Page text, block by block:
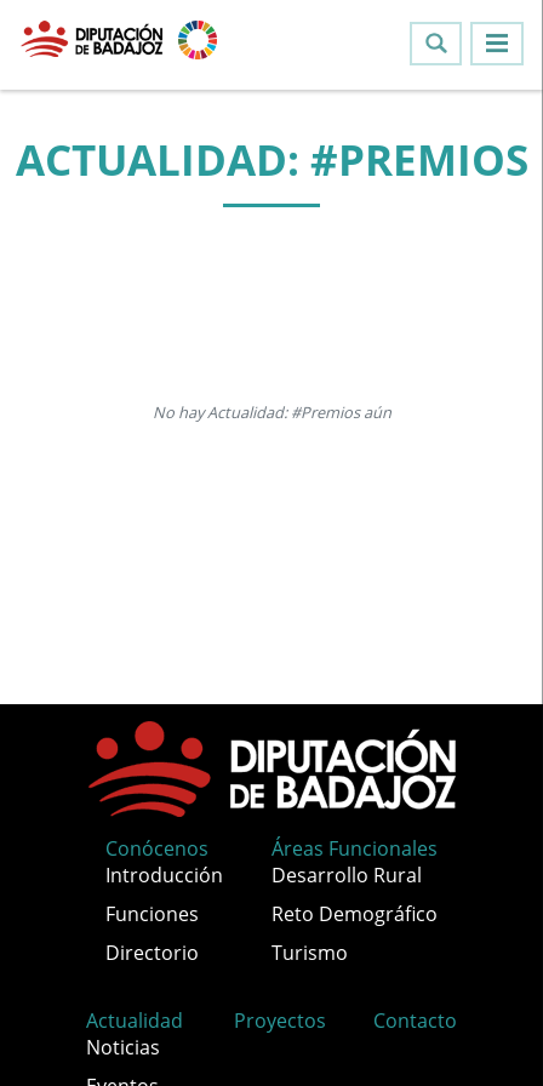
ACTUALIDAD: #PREMIOS
No hay Actualidad: #Premios aún
Conócenos
Introducción
Funciones
Directorio
Áreas Funcionales
Desarrollo Rural
Reto Demográfico
Turismo
Actualidad
Noticias
Proyectos Contacto